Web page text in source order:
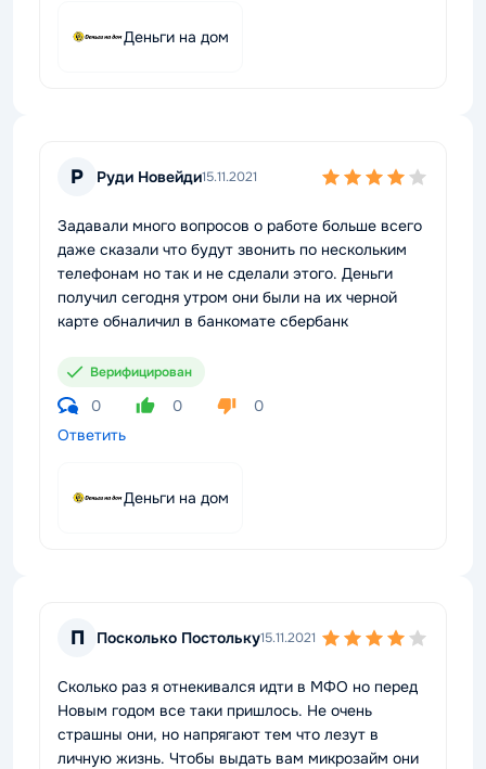
Деньги на дом
Р Руди Новейди15.11.2021
Задавали много вопросов о работе больше всего
даже сказали что будут звонить по нескольким
телефонам но так и не сделали этого. Деньги
получил сегодня утром они были на их черной
карте обналичил в банкомате сбербанк
Верифицирован
0 0
0
Ответить
Деньги на дом
П Посколько Постольку15.11.2021
Сколько раз я отнекивался идти в МФО но перед
Новым годом все таки пришлось. Не очень
страшны они, но напрягают тем что лезут в
личную жизнь. Чтобы выдать вам микрозайм они